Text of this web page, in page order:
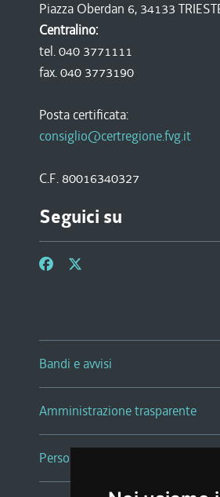
Piazza Oberdan 6, 34133
Centralino:
tel. 040 3771111
fax. 040 3773190
Posta certificata:
consiglio@certregione.fvg.it
C.F. 80016340327
Seguici su
Bandi e avvisi
Amministrazione trasparente
Persone e Uffici